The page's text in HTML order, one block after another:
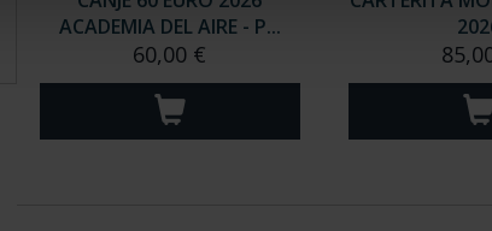
ACADEMIA DEL AIRE - P...
60,00 €